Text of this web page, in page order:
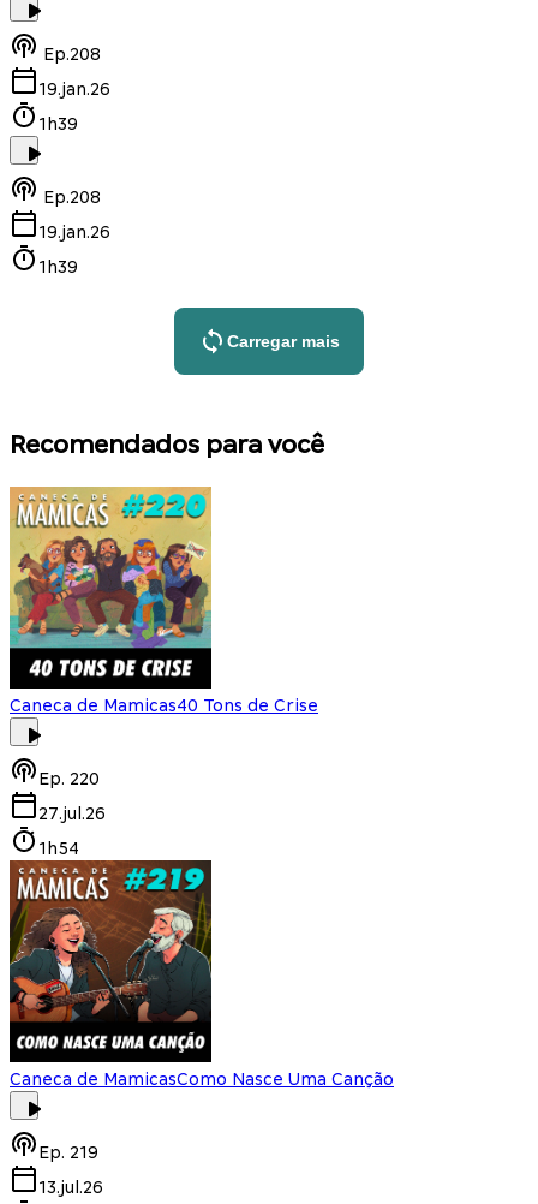
Ep.208
19.jan.26
1h39
Ep.208
19.jan.26
1h39
Carregar mais
Recomendados para você
Caneca de Mamicas40 Tons de Crise
Ep. 220
27.jul.26
1h54
Caneca de MamicasComo Nasce Uma Canção
Ep. 219
13.jul.26